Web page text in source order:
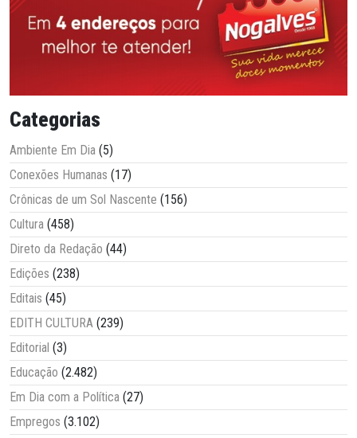
Categorias
Ambiente Em Dia (5)
Conexões Humanas (17)
Crônicas de um Sol Nascente (156)
Cultura (458)
Direto da Redação (44)
Edições (238)
Editais (45)
EDITH CULTURA (239)
Editorial (3)
Educação (2.482)
Em Dia com a Política (27)
Empregos (3.102)